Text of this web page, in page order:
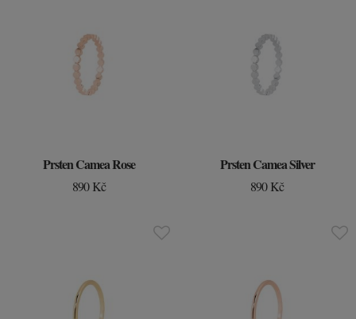
Prsten Camea Rose
890 Kč
Prsten Camea Silver
890 Kč